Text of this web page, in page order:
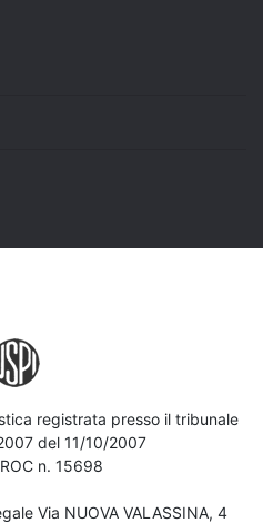
registrata presso il tribunale
del 11/10/2007
n. 15698
Via NUOVA VALASSINA, 4